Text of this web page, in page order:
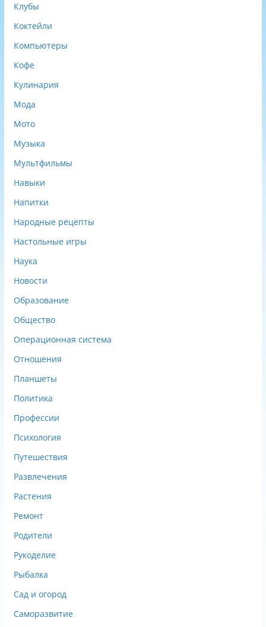
Клубы
Коктейли
Компьютеры
Кофе
Кулинария
Мода
Мото
Музыка
Мультфильмы
Навыки
Напитки
Народные рецепты
Настольные игры
Наука
Новости
Образование
Общество
Операционная система
Отношения
Планшеты
Политика
Профессии
Психология
Путешествия
Развлечения
Растения
Ремонт
Родители
Рукоделие
Рыбалка
Сад и огород
Саморазвитие